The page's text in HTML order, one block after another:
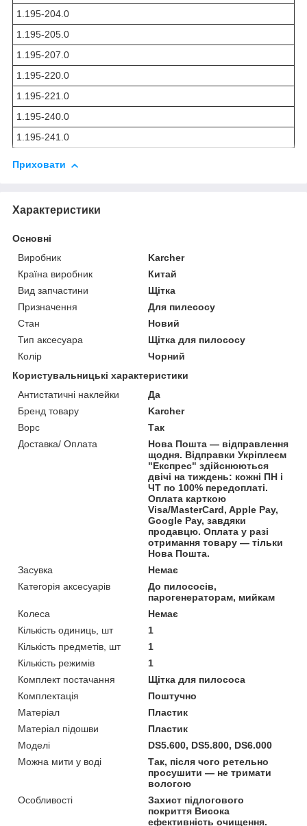
1.195-204.0
1.195-205.0
1.195-207.0
1.195-220.0
1.195-221.0
1.195-240.0
1.195-241.0
Приховати
Характеристики
Основні
Виробник
Karcher
Країна виробник
Китай
Вид запчастини
Щітка
Призначення
Для пилесосу
Стан
Новий
Тип аксесуара
Щітка для пилососу
Колір
Чорний
Користувальницькі характеристики
Антистатичні наклейки
Да
Бренд товару
Karcher
Ворс
Так
Доставка/ Оплата
Нова Пошта — відправлення
щодня. Відправки Укріплеєм
"Експрес" здійснюються
двічі на тиждень: кожні ПН і
ЧТ по 100% передоплаті.
Оплата карткою
Visa/MasterCard, Apple Pay,
Google Pay, завдяки
продавцю. Оплата у разі
отримання товару — тільки
Нова Пошта.
Засувка
Немає
Категорія аксесуарів
До пилососів,
парогенераторам, мийкам
Колеса
Немає
Кількість одиниць, шт
1
Кількість предметів, шт
1
Кількість режимів
1
Комплект постачання
Щітка для пилососа
Комплектація
Поштучно
Матеріал
Пластик
Матеріал підошви
Пластик
Моделі
DS5.600, DS5.800, DS6.000
Можна мити у воді
Так, після чого ретельно
просушити — не тримати
вологою
Особливості
Захист підлогового
покриття Висока
ефективність очищення.